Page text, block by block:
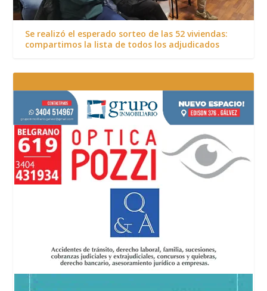
Se realizó el esperado sorteo de las 52 viviendas:
compartimos la lista de todos los adjudicados